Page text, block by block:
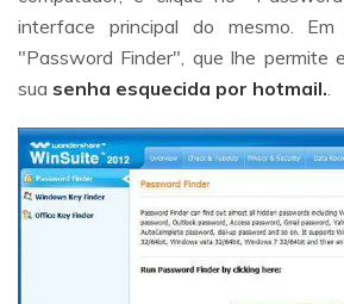
interface principal do mesmo. Em
"Password Finder", que lhe permite
sua senha esquecida por hotmail.